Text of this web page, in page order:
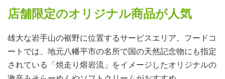
店舗限定のオリジナル商品が人気
雄大な岩手山の裾野に位置するサービスエリア。フードコ
ートでは、地元八幡平市の名所で国の天然記念物にも指定
されている「焼走り熔岩流」をイメージしたオリジナルの